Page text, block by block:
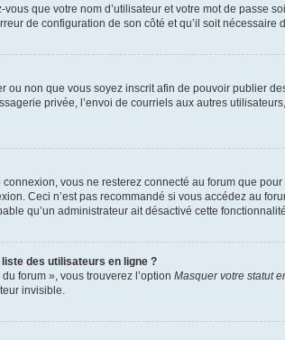
que votre nom d’utilisateur et votre mot de passe
de configuration de son côté et qu’il soit nécessaire
ou non que vous soyez inscrit afin de pouvoir publier
privée, l’envoi de courriels aux autres
vous ne resterez connecté au forum que
Ceci n’est pas recommandé si vous accédez au
qu’un administrateur ait désactivé cette
des utilisateurs en ligne ?
forum », vous trouverez l’option Masquer votre statut
invisible.